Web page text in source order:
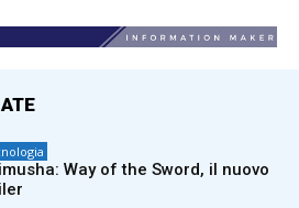
Way of the Sword, il nuovo